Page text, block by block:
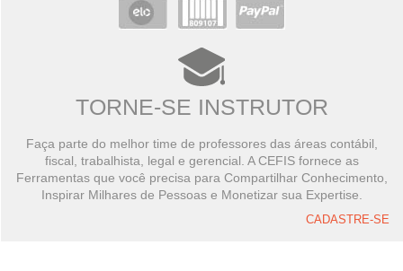
TORNE-SE INSTRUTOR
Faça parte do melhor time de professores das áreas contábil,
fiscal, trabalhista, legal e gerencial. A CEFIS fornece as
Ferramentas que você precisa para Compartilhar Conhecimento,
Inspirar Milhares de Pessoas e Monetizar sua Expertise.
CADASTRE-SE